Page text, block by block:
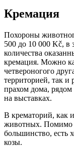
Кремация
Похороны
500 до 10 000 Kč, в
количества
кремация. Можно
четвероногого
территорией, так и
прахом дома,
на выставках.
В крематорий, как
животных. Помимо
большинство,
козы.